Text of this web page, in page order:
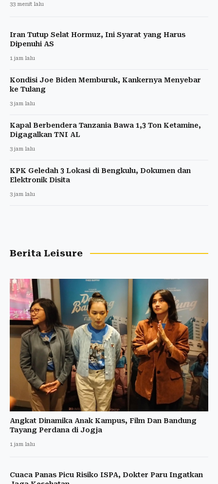
33 menit lalu
Iran Tutup Selat Hormuz, Ini Syarat yang Harus
Dipenuhi AS
1 jam lalu
Kondisi Joe Biden Memburuk, Kankernya Menyebar
ke Tulang
3 jam lalu
Kapal Berbendera Tanzania Bawa 1,3 Ton Ketamine,
Digagalkan TNI AL
3 jam lalu
KPK Geledah 3 Lokasi di Bengkulu, Dokumen dan
Elektronik Disita
3 jam lalu
Berita Leisure
Angkat Dinamika Anak Kampus, Film Dan Bandung
Tayang Perdana di Jogja
1 jam lalu
Cuaca Panas Picu Risiko ISPA, Dokter Paru Ingatkan